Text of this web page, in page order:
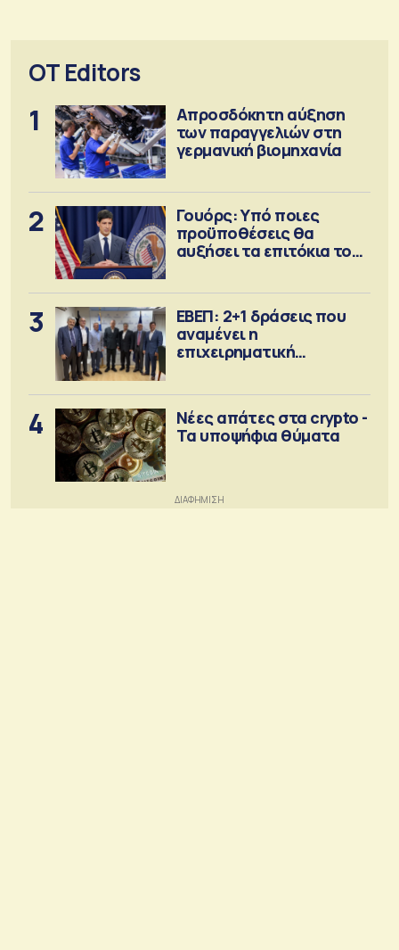
OT Editors
1
Απροσδόκητη αύξηση
των παραγγελιών στη
γερμανική βιομηχανία
2
Γουόρς: Υπό ποιες
προϋποθέσεις θα
αυξήσει τα επιτόκια τον
3
ΕΒΕΠ: 2+1 δράσεις που
αναμένει η
επιχειρηματική
4
Νέες απάτες στα crypto -
Τα υποψήφια θύματα